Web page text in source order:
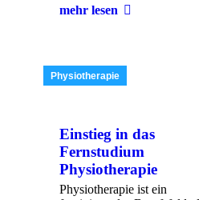
mehr lesen
Physiotherapie
Einstieg in das
Fernstudium
Physiotherapie
Physiotherapie ist ein